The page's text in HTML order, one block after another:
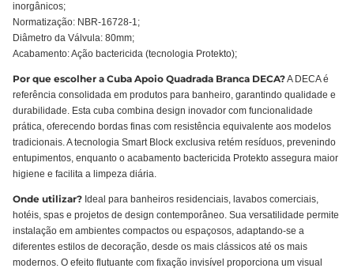
inorgânicos;
Normatização: NBR-16728-1;
Diâmetro da Válvula: 80mm;
Acabamento: Ação bactericida (tecnologia Protekto);
Por que escolher a Cuba Apoio Quadrada Branca DECA?A DECA é
referência consolidada em produtos para banheiro, garantindo qualidade e
durabilidade. Esta cuba combina design inovador com funcionalidade
prática, oferecendo bordas finas com resistência equivalente aos modelos
tradicionais. A tecnologia Smart Block exclusiva retém resíduos, prevenindo
entupimentos, enquanto o acabamento bactericida Protekto assegura maior
higiene e facilita a limpeza diária.
Onde utilizar? Ideal para banheiros residenciais, lavabos comerciais,
hotéis, spas e projetos de design contemporâneo. Sua versatilidade permite
instalação em ambientes compactos ou espaçosos, adaptando-se a
diferentes estilos de decoração, desde os mais clássicos até os mais
modernos. O efeito flutuante com fixação invisível proporciona um visual